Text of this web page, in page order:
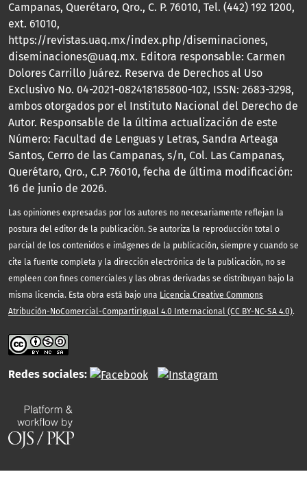
Campanas, Querétaro, Qro., C. P. 76010, Tel. (442) 192 1200,
ext. 61010,
https://revistas.uaq.mx/index.php/diseminaciones,
diseminaciones@uaq.mx. Editora responsable: Carmen
Dolores Carrillo Juárez. Reserva de Derechos al Uso
Exclusivo No. 04-2021-082418185800-102, ISSN: 2683-3298,
ambos otorgados por el Instituto Nacional del Derecho de
Autor. Responsable de la última actualización de este
Número: Facultad de Lenguas y Letras, Sandra Arteaga
Santos, Cerro de las Campanas, s/n, Col. Las Campanas,
Querétaro, Qro., C.P. 76010, fecha de última modificación:
16 de junio de 2026.
Las opiniones expresadas por los autores no necesariamente reflejan la
postura del editor de la publicación. Se autoriza la reproducción total o
parcial de los contenidos e imágenes de la publicación, siempre y cuando se
cite la fuente completa y la dirección electrónica de la publicación, no se
empleen con fines comerciales y las obras derivadas se distribuyan bajo la
misma licencia. Esta obra está bajo una Licencia Creative Commons
Atribución-NoComercial-CompartirIgual 4.0 Internacional (CC BY-NC-SA 4.0).
Redes sociales: